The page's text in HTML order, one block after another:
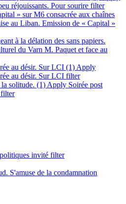
réjouissants. Pour sourire filter
» sur M6 consacrée aux chaînes
au Liban. Emission de « Capital »
à la délation des sans papiers.
du Varn M. Paquet et face au
au désir. Sur LCI (1) Apply
au désir. Sur LCI filter
la solitude. (1) Apply Soirée post
filter
invité filter
S'amuse de la condamnation